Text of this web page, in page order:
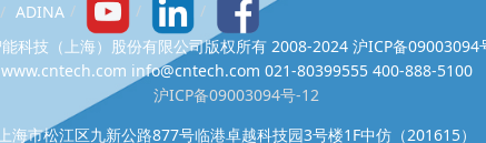
ADINA
科技（上海）股份有限公司版权所有 2008-2024 沪ICP备09003094
www.cntech.com info@cntech.com 021-80399555 400-888-5100
沪ICP备09003094号-12
上海市松江区九新公路877号临港卓越科技园3号楼1F中仿（201615）